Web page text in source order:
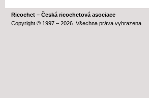
Ricochet – Česká ricochetová asociace
Copyright © 1997 – 2026. Všechna práva vyhrazena.